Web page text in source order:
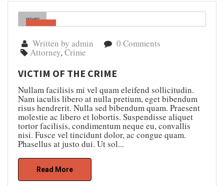
Gen
04
Written by admin 0 Comments
Attorney,Crime
VICTIM OF THE CRIME
Nullam facilisis mi vel quam eleifend sollicitudin.
Nam iaculis libero at nulla pretium, eget bibendum
risus hendrerit. Nulla sed bibendum quam. Praesent
molestie ac libero et lobortis. Suspendisse aliquet
tortor facilisis, condimentum neque eu, convallis
nisi. Fusce vel tincidunt dolor, ac congue quam.
Phasellus at justo dui. Ut sol...
Read More